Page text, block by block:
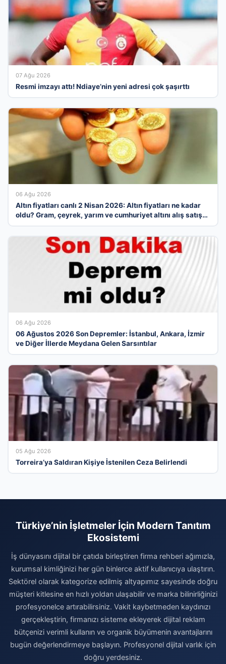
07 Ağu 2026
Resmi imzayı attı! Ndiaye’nin yeni adresi çok şaşırttı
06 Ağu 2026
Altın fiyatları canlı 2 Nisan 2026: Altın fiyatları ne kadar
oldu? Gram, çeyrek, yarım ve cumhuriyet altını alış satış
06 Ağu 2026
06 Ağustos 2026 Son Depremler: İstanbul, Ankara, İzmir
ve Diğer İllerde Meydana Gelen Sarsıntılar
05 Ağu 2026
Torreira’ya Saldıran Kişiye İstenilen Ceza Belirlendi
Türkiye’nin İşletmeler İçin Modern Tanıtım
Ekosistemi
İş dünyasını dijital bir çatıda birleştiren firma rehberi ağımızla,
kurumsal kimliğinizi her gün binlerce aktif kullanıcıya ulaştırın.
Sektörel olarak kategorize edilmiş altyapımız sayesinde doğru
müşteri kitlesine en hızlı yoldan ulaşabilir ve marka bilinirliğinizi
profesyonelce artırabilirsiniz. Vakit kaybetmeden kaydınızı
gerçekleştirin, firmanızı sisteme ekleyerek dijital reklam
bütçenizi verimli kullanın ve organik büyümenin avantajlarını
bugün değerlendirmeye başlayın. Profesyonel dijital varlık için
doğru yerdesiniz.